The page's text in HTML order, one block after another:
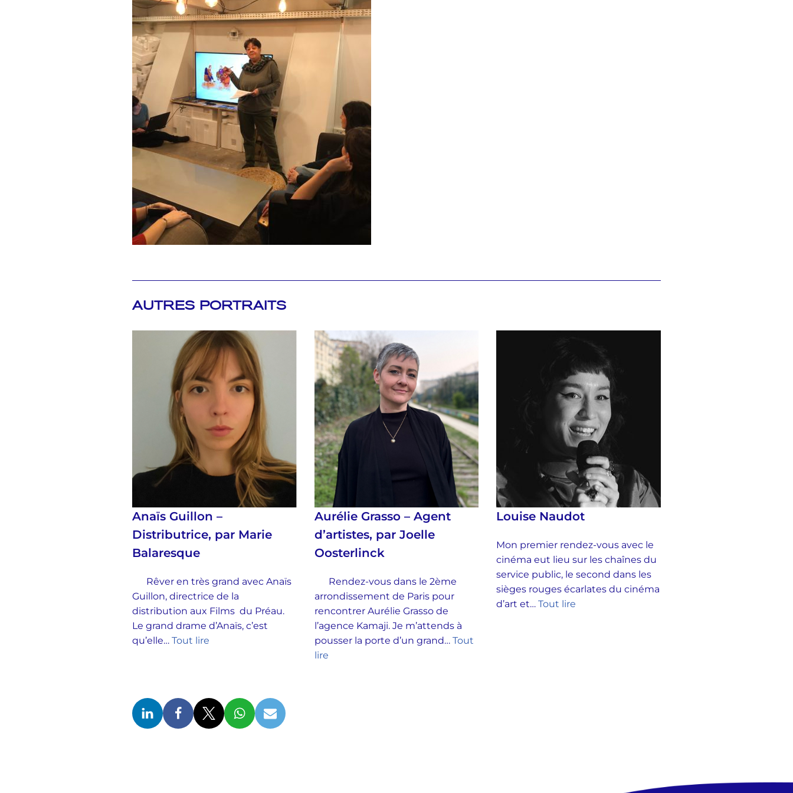
AUTRES PORTRAITS
Anaïs Guillon –
Distributrice, par Marie
Balaresque
Rêver en très grand avec Anaïs
Guillon, directrice de la
distribution aux Films du Préau.
Le grand drame d’Anaïs, c’est
qu’elle… Tout lire
Aurélie Grasso – Agent
d’artistes, par Joelle
Oosterlinck
Rendez-vous dans le 2ème
arrondissement de Paris pour
rencontrer Aurélie Grasso de
l’agence Kamaji. Je m’attends à
pousser la porte d’un grand… Tout
lire
Louise Naudot
Mon premier rendez-vous avec le
cinéma eut lieu sur les chaînes du
service public, le second dans les
sièges rouges écarlates du cinéma
d’art et…Tout lire